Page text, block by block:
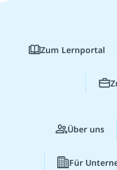
Zum Lernportal
Über uns
Für